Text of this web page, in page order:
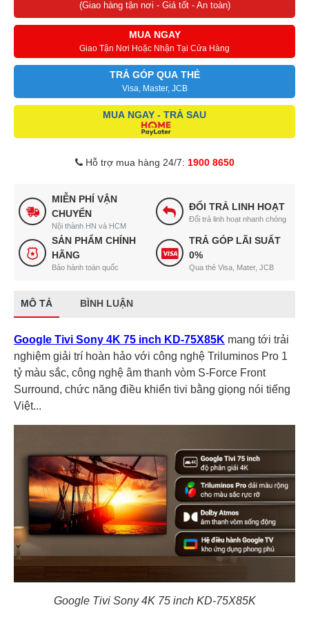
Công nghệ tạo màu Triluminos PRO với hơn 1 tỷ màu sắc sống
Tính năng điều khiển bằng giọng nói giúp tìm kiếm nội dung tiện lợi
(Giao hàng tận nơi - Giá tốt - An toàn)
MUA NGAY
Giao Tận Nơi Hoặc Nhận Tại Cửa Hàng
TRẢ GÓP QUA THẺ
Visa, Master, JCB
MUA NGAY - TRẢ SAU
Hỗ trợ mua hàng 24/7: 1900 8650
MIỄN PHÍ VẬN
CHUYỂN
Nội thành HN và HCM
ĐỔI TRẢ LINH HOẠT
Đổi trả linh hoạt nhanh chóng
SẢN PHẨM CHÍNH
HÃNG
Bảo hành toàn quốc
TRẢ GÓP LÃI SUẤT
0%
Qua thẻ Visa, Mater, JCB
MÔ TẢ BÌNH LUẬN
Google Tivi Sony 4K 75 inch KD-75X85K mang tới trải
nghiệm giải trí hoàn hảo với công nghệ Triluminos Pro 1
tỷ màu sắc, công nghệ âm thanh vòm S-Force Front
Surround, chức năng điều khiển tivi bằng giọng nói tiếng
Việt...
Google Tivi Sony 4K 75 inch KD-75X85K